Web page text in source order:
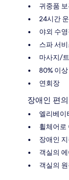
귀중품
24시간
야외 수
스파 서
마사지/
80% 이상
연회장
장애인 편
엘리베이
휠체어로
장애인
객실의
객실의